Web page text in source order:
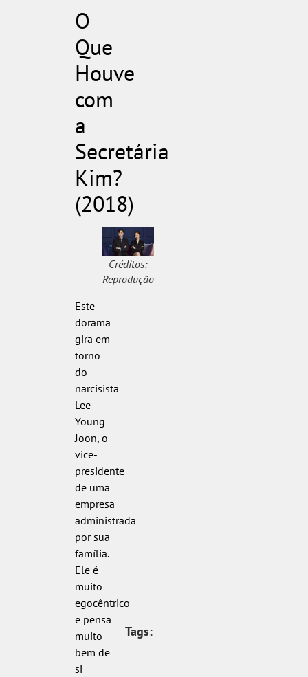
O
Que
Houve
com
a
Secretária
Kim?
(2018)
Créditos:
Reprodução
Este
dorama
gira em
torno
do
narcisista
Lee
Young
Joon, o
vice-
presidente
de uma
empresa
administrada
por sua
família.
Ele é
muito
egocêntrico
e pensa
muito
bem de
si
Tags: